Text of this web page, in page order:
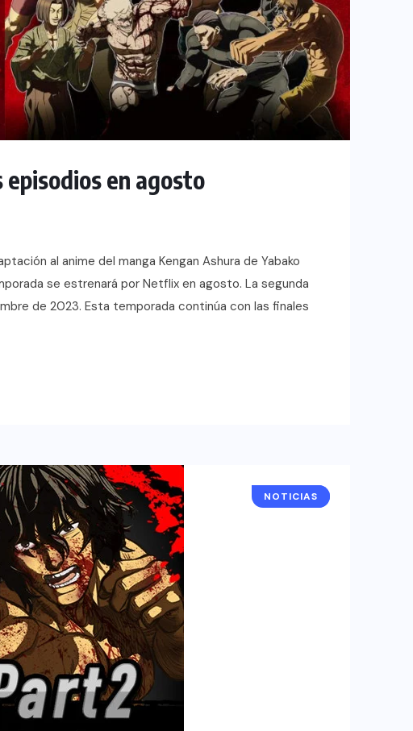
episodios en agosto
al anime del manga Kengan Ashura de Yabako
se estrenará por Netflix en agosto. La segunda
de 2023. Esta temporada continúa con las finales
ANIME
NOTICIAS